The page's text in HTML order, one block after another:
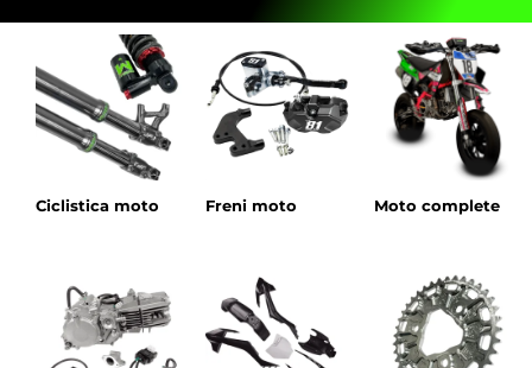
Ciclistica moto Freni moto Moto complete